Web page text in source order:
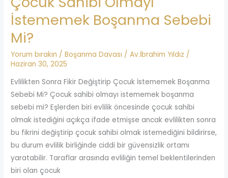
İstememek Boşanma Sebebi
Mi?
Yorum bırakın /Boşanma Davası /Av.İbrahim Yıldız /
Haziran 30, 2025
Evlilikten Sonra Fikir Değiştirip Çocuk İstememek Boşanma
Sebebi Mi? Çocuk sahibi olmayı istememek boşanma
sebebi mi? Eşlerden biri evlilik öncesinde çocuk sahibi
olmak istediğini açıkça ifade etmişse ancak evlilikten sonra
bu fikrini değiştirip çocuk sahibi olmak istemediğini bildirirse,
bu durum evlilik birliğinde ciddi bir güvensizlik ortamı
yaratabilir. Taraflar arasında evliliğin temel beklentilerinden
biri olan çocuk